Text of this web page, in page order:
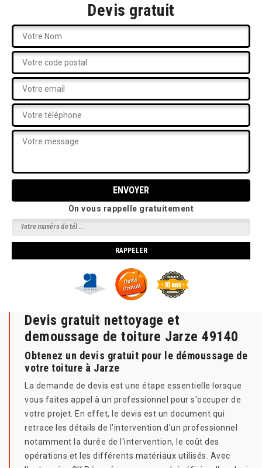
Devis gratuit
On vous rappelle gratuitement
Devis gratuit nettoyage et
demoussage de toiture Jarze 49140
Obtenez un devis gratuit pour le démoussage de
votre toiture à Jarze
La demande de devis est une étape essentielle lorsque
vous faites appel à un professionnel pour s'occuper de
votre projet. En effet, le devis est un document qui
retrace les détails de l'intervention d'un professionnel
notamment la durée de l'intervention, le coût des
opérations et les différents matériaux utilisés. Avec